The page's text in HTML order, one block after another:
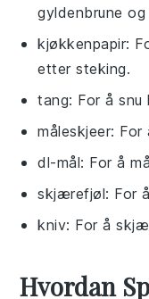
gyldenbrune
kjøkkenpapir:
etter steking.
tang: For å snu
måleskjeer: For
dl-mål: For å
skjærefjøl: For
kniv: For å
Hvordan